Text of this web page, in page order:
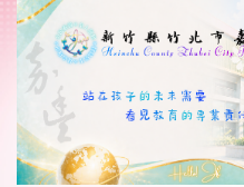
跳
主
容
區